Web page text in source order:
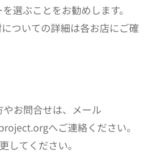
選ぶことをお勧めします。
ついての詳細は各お店にご確
お問合せは、メール
へご連絡ください。
してください。